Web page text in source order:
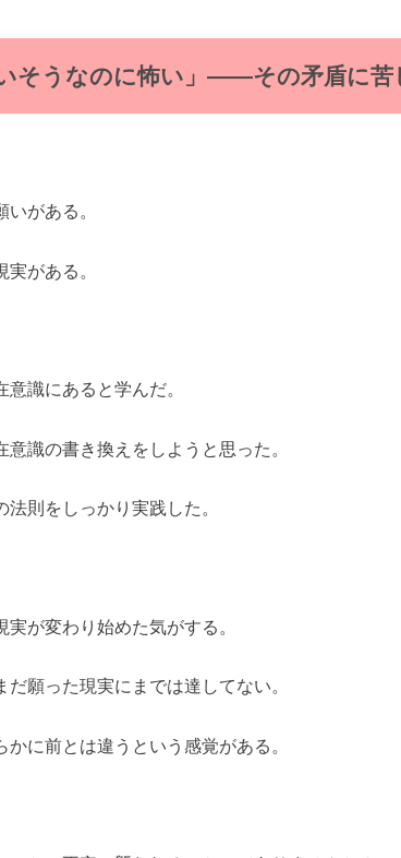
いそうなのに怖い」——その矛盾に
いがある。
実がある。
意識にあると学んだ。
意識の書き換えをしようと思った。
法則をしっかり実践した。
実が変わり始めた気がする。
だ願った現実にまでは達してない。
かに前とは違うという感覚がある。